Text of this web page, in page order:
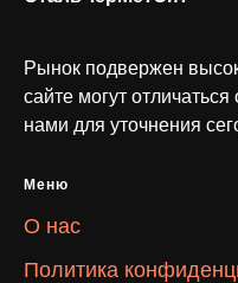
Рынок подвержен
сайте могут
нами для уточнения
Меню
О нас
Политика